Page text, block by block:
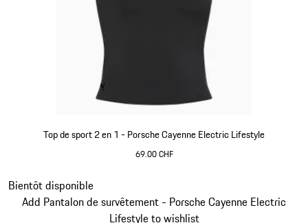
Top de sport 2 en 1 - Porsche Cayenne Electric Lifestyle
69.00 CHF
Bientôt disponible
Add Pantalon de survêtement - Porsche Cayenne Electric
Lifestyle to wishlist
Diapositive 8 sur 15